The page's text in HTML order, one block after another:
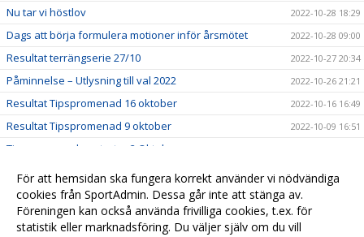
Nu tar vi höstlov 2022-10-28 18:29
Dags att börja formulera motioner inför årsmötet 2022-10-28 09:00
Resultat terrängserie 27/10 2022-10-27 20:34
Påminnelse – Utlysning till val 2022 2022-10-26 21:21
Resultat Tipspromenad 16 oktober 2022-10-16 16:49
Resultat Tipspromenad 9 oktober 2022-10-09 16:51
Tipspromenaden startar 2 Oktober
Snart startar höstsäsongen! 2022-07-31 16:15
Träningstävling 21 juni 2022-07-21 16:16
Leverans av beställda klubbkläder 2022-07-05 16:15
För att hemsidan ska fungera korrekt använder vi nödvändiga
cookies från SportAdmin. Dessa går inte att stänga av.
Föreningen kan också använda frivilliga cookies, t.ex. för
statistik eller marknadsföring. Du väljer själv om du vill